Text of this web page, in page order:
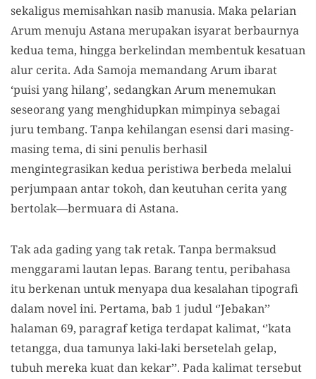
sekaligus memisahkan nasib manusia. Maka pelarian
Arum menuju Astana merupakan isyarat berbaurnya
kedua tema, hingga berkelindan membentuk kesatuan
alur cerita. Ada Samoja memandang Arum ibarat
‘puisi yang hilang’, sedangkan Arum menemukan
seseorang yang menghidupkan mimpinya sebagai
juru tembang. Tanpa kehilangan esensi dari masing-
masing tema, di sini penulis berhasil
mengintegrasikan kedua peristiwa berbeda melalui
perjumpaan antar tokoh, dan keutuhan cerita yang
bertolak—bermuara di Astana.
Tak ada gading yang tak retak. Tanpa bermaksud
menggarami lautan lepas. Barang tentu, peribahasa
itu berkenan untuk menyapa dua kesalahan tipografi
dalam novel ini. Pertama, bab 1 judul ‘’Jebakan’’
halaman 69, paragraf ketiga terdapat kalimat, ‘’kata
tetangga, dua tamunya laki-laki bersetelah gelap,
tubuh mereka kuat dan kekar’’. Pada kalimat tersebut